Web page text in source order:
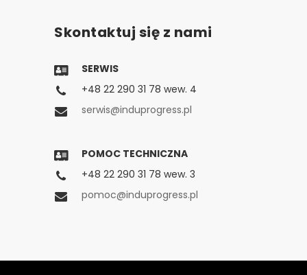
Skontaktuj się z nami
SERWIS
+48 22 290 31 78 wew. 4
serwis@induprogress.pl
POMOC TECHNICZNA
+48 22 290 31 78 wew. 3
pomoc@induprogress.pl